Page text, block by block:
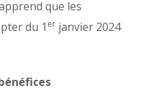
que les
du 1 er janvier 2024